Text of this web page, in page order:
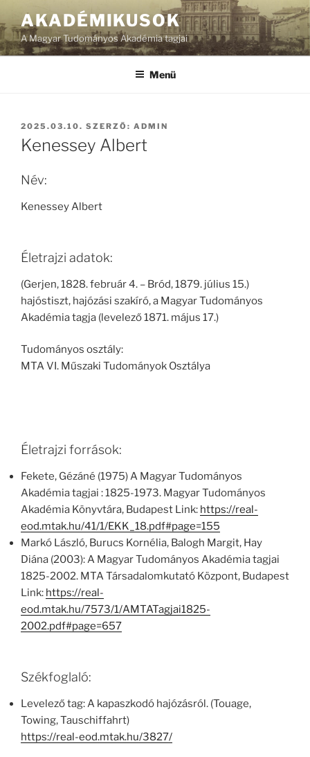
AKADÉMIKUSOK
A Magyar Tudományos Akadémia tagjai
Menü
BEKÜLDVE:
2025.03.10. SZERZŐ: ADMIN
Kenessey Albert
Név:
Kenessey Albert
Életrajzi adatok:
(Gerjen, 1828. február 4. – Bród, 1879. július 15.)
hajóstiszt, hajózási szakíró, a Magyar Tudományos
Akadémia tagja (levelező 1871. május 17.)
Tudományos osztály:
MTA VI. Műszaki Tudományok Osztálya
Életrajzi források:
Fekete, Gézáné (1975) A Magyar Tudományos
Akadémia tagjai : 1825-1973. Magyar Tudományos
Akadémia Könyvtára, Budapest Link: https://real-
eod.mtak.hu/41/1/EKK_18.pdf#page=155
Markó László, Burucs Kornélia, Balogh Margit, Hay
Diána (2003): A Magyar Tudományos Akadémia tagjai
1825-2002. MTA Társadalomkutató Központ, Budapest
Link: https://real-
eod.mtak.hu/7573/1/AMTATagjai1825-
2002.pdf#page=657
Székfoglaló:
Levelező tag: A kapaszkodó hajózásról. (Touage,
Towing, Tauschiffahrt)
https://real-eod.mtak.hu/3827/